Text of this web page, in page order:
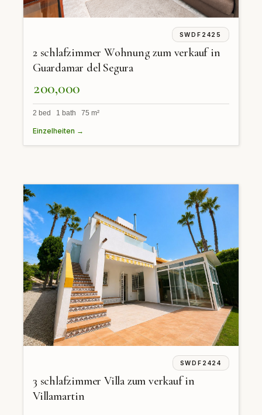
SWDF2425
2 schlafzimmer Wohnung zum verkauf in
Guardamar del Segura
200,000
2 bed 1 bath 75 m²
Einzelheiten →
SWDF2424
3 schlafzimmer Villa zum verkauf in
Villamartin